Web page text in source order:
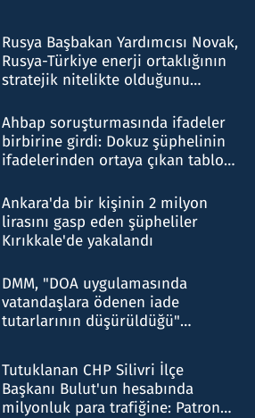
Rusya Başbakan Yardımcısı Novak,
Rusya-Türkiye enerji ortaklığının
stratejik nitelikte olduğunu
Ahbap soruşturmasında ifadeler
birbirine girdi: Dokuz şüphelinin
ifadelerinden ortaya çıkan tablo
Ankara'da bir kişinin 2 milyon
lirasını gasp eden şüpheliler
Kırıkkale'de yakalandı
DMM, "DOA uygulamasında
vatandaşlara ödenen iade
tutarlarının düşürüldüğü"
Tutuklanan CHP Silivri İlçe
Başkanı Bulut'un hesabında
milyonluk para trafiğine: Patron